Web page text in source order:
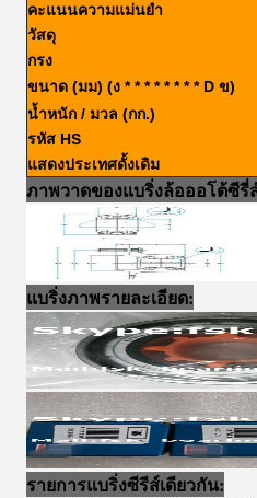
คะแนนความแม่นยำ
วัสดุ
กรง
ขนาด (มม) (ง * * * * * * * * D ข)
น้ำหนัก / มวล (กก.)
รหัส HS
แสดงประเทศดั้งเดิม
ภาพวาดของแบริ่งล้อออโต้ซีรี่
แบริ่งภาพรายละเอียด:
รายการแบริ่งซีรีส์เดียวกัน: